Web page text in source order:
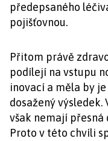
předepsaného
pojišťovnou.
Přitom právě
podílejí na vstupu
inovací a měla by
dosažený
však nemají přesná
Proto v této chvíli